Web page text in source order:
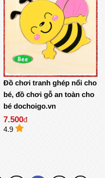
Đồ chơi tranh ghép nổi cho
bé, đồ chơi gỗ an toàn cho
bé dochoigo.vn
7.500đ
4.9